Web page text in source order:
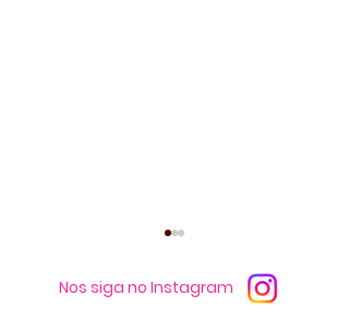
Nos siga no Instagram